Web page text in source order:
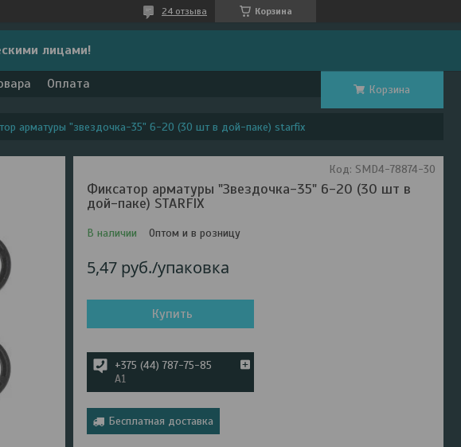
Корзина
24 отзыва
лицами!
Оплата Корзина
арматуры "звездочка-35" 6-20 (30 шт в дой-паке) starfix
Фиксатор арматуры "Звездочка-35" 6-20 (30 шт в
дой-паке) STARFIX
В наличии Оптом и в розницу
Код: SMD4-78874-30
5,47 руб./упаковка
Купить
+375 (44) 787-75-85
А1
Бесплатная доставка